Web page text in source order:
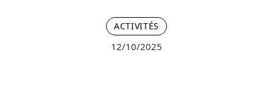
ACTIVITÉS
12/10/2025